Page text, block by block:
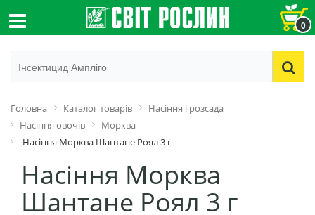
0
Головна Каталог товарів
Насіння і розсада
Насіння овочів
Морква
Насіння Морква Шантане Роял 3 г
Насіння Морква
Шантане Роял 3 г